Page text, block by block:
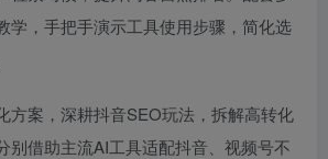
学，手把手演示工具使用步骤，简化选
方案，深耕抖音SEO玩法，拆解高转化
别借助主流AI工具适配抖音、视频号不